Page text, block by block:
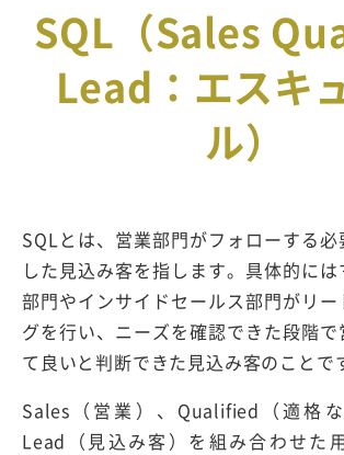
SQL（Sales
Lead：エスキ
ル）
SQLとは、営業部門がフォローする
した見込み客を指します。具体的に
部門やインサイドセールス部門がリ
グを行い、ニーズを確認できた段階で
て良いと判断できた見込み客のことで
Sales（営業）、Qualified（適格な
Lead（見込み客）を組み合わせた